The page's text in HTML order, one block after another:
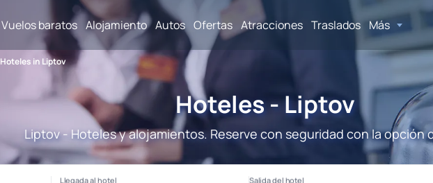
Vuelos baratos Alojamiento Autos Ofertas Atracciones Traslados Más
Hoteles in Liptov
Hoteles - Liptov
Liptov - Hoteles y alojamientos. Reserve con seguridad con la opción